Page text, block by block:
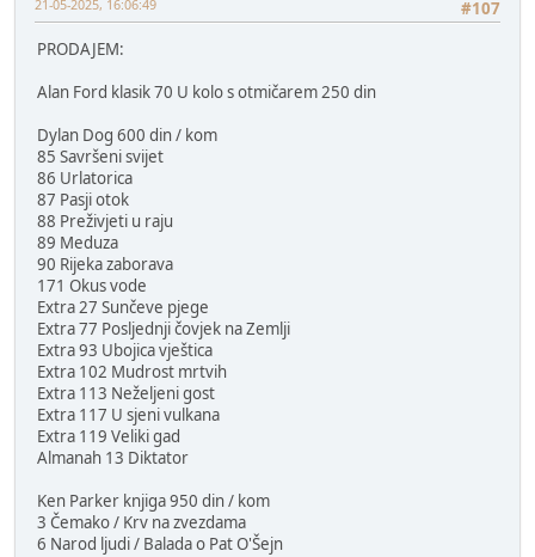
#107
21-05-2025, 16:06:49
PRODAJEM:
Alan Ford klasik 70 U kolo s otmičarem 250 din
Dylan Dog 600 din / kom
85 Savršeni svijet
86 Urlatorica
87 Pasji otok
88 Preživjeti u raju
89 Meduza
90 Rijeka zaborava
171 Okus vode
Extra 27 Sunčeve pjege
Extra 77 Posljednji čovjek na Zemlji
Extra 93 Ubojica vještica
Extra 102 Mudrost mrtvih
Extra 113 Neželjeni gost
Extra 117 U sjeni vulkana
Extra 119 Veliki gad
Almanah 13 Diktator
Ken Parker knjiga 950 din / kom
3 Čemako / Krv na zvezdama
6 Narod ljudi / Balada o Pat O'Šejn